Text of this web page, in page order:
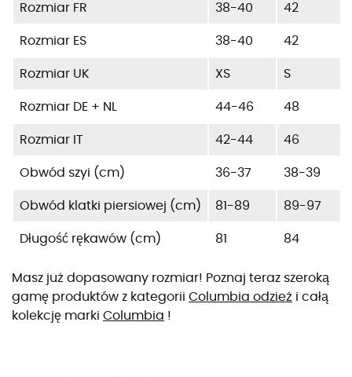
Rozmiar FR 38-40 42
Rozmiar ES 38-40 42
Rozmiar UK XS S
Rozmiar DE + NL 44-46 48
Rozmiar IT 42-44 46
Obwód szyi (cm) 36-37 38-39
Obwód klatki piersiowej (cm) 81-89 89-97
Długość rękawów (cm) 81 84
Masz już dopasowany rozmiar! Poznaj teraz szeroką
gamę produktów z kategorii Columbia odzież i całą
kolekcję marki Columbia !